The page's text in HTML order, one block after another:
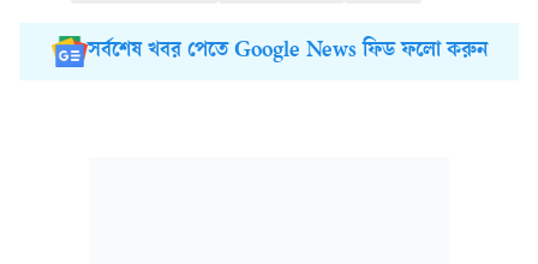
সর্বশেষ খবর পেতে Google News ফিড ফলো করুন